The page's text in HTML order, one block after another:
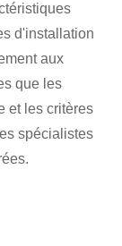
d'installation
aux
que les
et les critères
spécialistes